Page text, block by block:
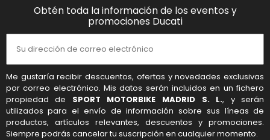
Obtén toda la información de los eventos y
promociones Ducati
Me gustaría recibir descuentos, ofertas y novedades exclusivas
por correo electrónico. Mis datos serán incluidos en un fichero
propiedad de SPORT MOTORBIKE MADRID S. L., y serán
utilizados para el envío de información sobre sus líneas de
productos, artículos relevantes, descuentos y promociones.
Siempre podrás cancelar tu suscripción en cualquier momento.